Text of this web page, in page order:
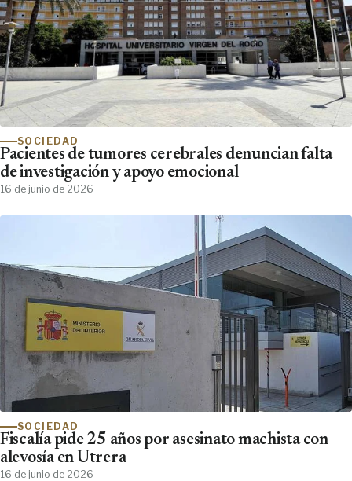
SOCIEDAD
Pacientes de tumores cerebrales denuncian falta
de investigación y apoyo emocional
16 de junio de 2026
SOCIEDAD
Fiscalía pide 25 años por asesinato machista con
alevosía en Utrera
16 de junio de 2026